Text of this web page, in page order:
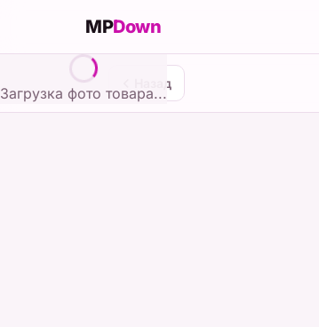
MPDown
Загрузка фото товара...
Назад